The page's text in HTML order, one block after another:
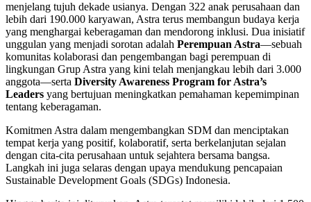
menjelang tujuh dekade usianya. Dengan 322 anak perusahaan dan
lebih dari 190.000 karyawan, Astra terus membangun budaya kerja
yang menghargai keberagaman dan mendorong inklusi. Dua inisiatif
unggulan yang menjadi sorotan adalah Perempuan Astra—sebuah
komunitas kolaborasi dan pengembangan bagi perempuan di
lingkungan Grup Astra yang kini telah menjangkau lebih dari 3.000
anggota—serta Diversity Awareness Program for Astra’s
Leaders yang bertujuan meningkatkan pemahaman kepemimpinan
tentang keberagaman.
Komitmen Astra dalam mengembangkan SDM dan menciptakan
tempat kerja yang positif, kolaboratif, serta berkelanjutan sejalan
dengan cita-cita perusahaan untuk sejahtera bersama bangsa.
Langkah ini juga selaras dengan upaya mendukung pencapaian
Sustainable Development Goals (SDGs) Indonesia.